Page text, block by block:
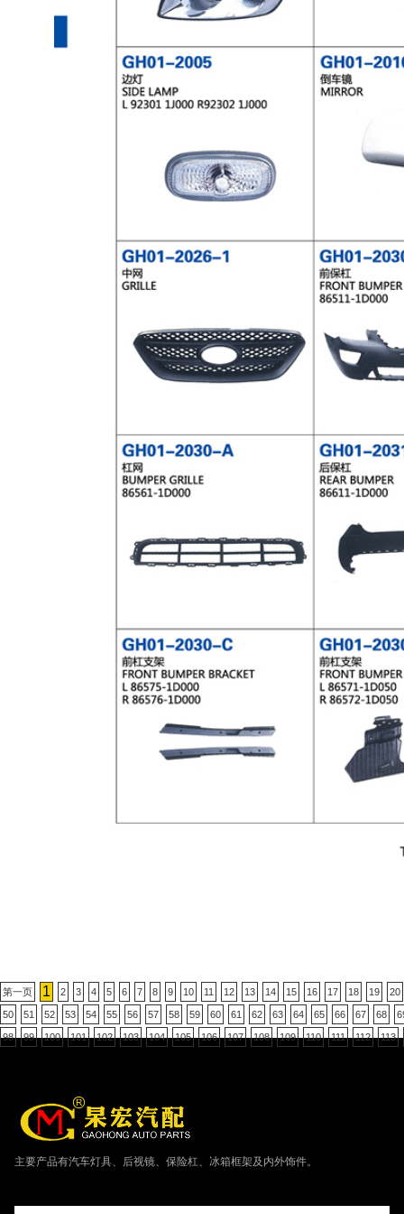
第一页 1 2 3 4 5 6 7 8 9 10 11 12 13 14 15 16 17 18 19 20
50 51 52 53 54 55 56 57 58 59 60 61 62 63 64 65 66 67 68
98 99 100 101 102 103 104 105 106 107 108 109 110 111 112 113
主要产品有汽车灯具、后视镜、保险杠、冰箱框架及内外饰件。